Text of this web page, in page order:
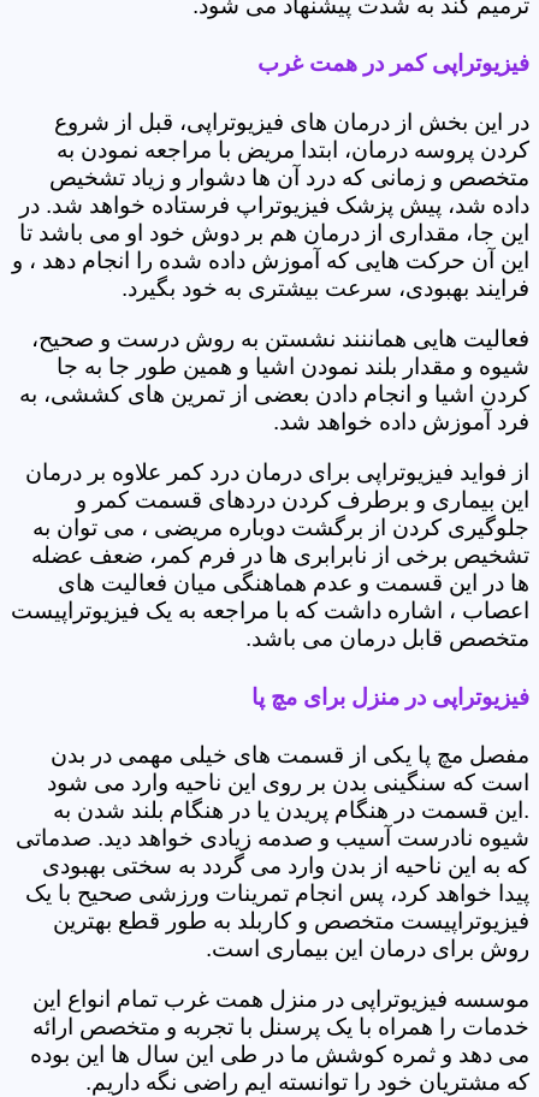
ترمیم کند به شدت پیشنهاد می شود.
فیزیوتراپی کمر در همت غرب
در این بخش از درمان های فیزیوتراپی، قبل از شروع
کردن پروسه درمان، ابتدا مریض با مراجعه نمودن به
متخصص و زمانی که درد آن ها دشوار و زیاد تشخیص
داده شد، پیش پزشک فیزیوتراپ فرستاده خواهد شد. در
این جا، مقداری از درمان هم بر دوش خود او می باشد تا
این آن حرکت هایی که آموزش داده شده را انجام دهد ، و
فرایند بهبودی، سرعت بیشتری به خود بگیرد.
فعالیت هایی هماننند نشستن به روش درست و صحیح،
شیوه و مقدار بلند نمودن اشیا و همین طور جا به جا
کردن اشیا و انجام دادن بعضی از تمرین های کششی، به
فرد آموزش داده خواهد شد.
از فواید فیزیوتراپی برای درمان درد کمر علاوه بر درمان
این بیماری و برطرف کردن دردهای قسمت کمر و
جلوگیری کردن از برگشت دوباره مریضی ، می توان به
تشخیص برخی از نابرابری ها در فرم کمر، ضعف عضله
ها در این قسمت و عدم هماهنگی میان فعالیت های
اعصاب ، اشاره داشت که با مراجعه به یک فیزیوتراپیست
متخصص قابل درمان می باشد.
فیزیوتراپی در منزل برای مچ پا
مفصل مچ پا یکی از قسمت های خیلی مهمی در بدن
است که سنگینی بدن بر روی این ناحیه وارد می شود
.این قسمت در هنگام پریدن یا در هنگام بلند شدن به
شیوه نادرست آسیب و صدمه زیادی خواهد دید. صدماتی
که به این ناحیه از بدن وارد می گردد به سختی بهبودی
پیدا خواهد کرد، پس انجام تمرینات ورزشی صحیح با یک
فیزیوتراپیست متخصص و کاربلد به طور قطع بهترین
روش برای درمان این بیماری است.
موسسه فیزیوتراپی در منزل همت غرب تمام انواع این
خدمات را همراه با یک پرسنل با تجربه و متخصص ارائه
می دهد و ثمره کوشش ما در طی این سال ها این بوده
که مشتریان خود را توانسته ایم راضی نگه داریم.